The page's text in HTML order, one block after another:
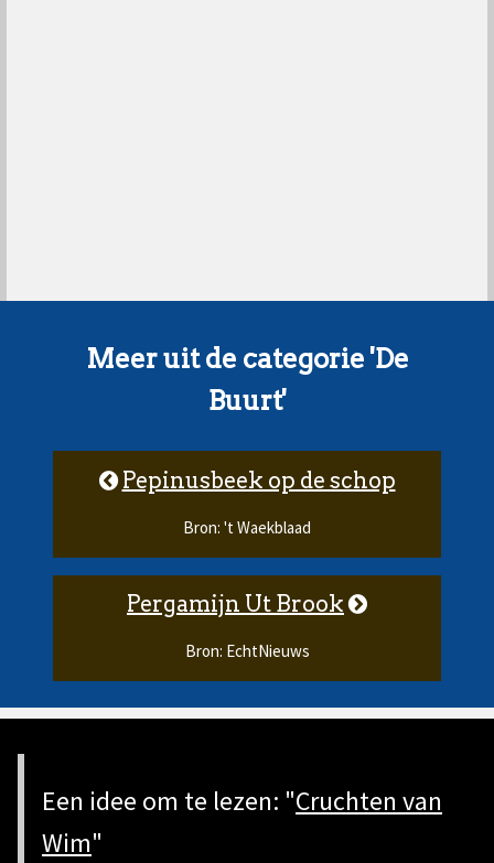
Meer uit de categorie 'De
Buurt'
Pepinusbeek op de schop
Bron: 't Waekblaad
Pergamijn Ut Brook
Bron: EchtNieuws
Een idee om te lezen: "Cruchten van
Wim"